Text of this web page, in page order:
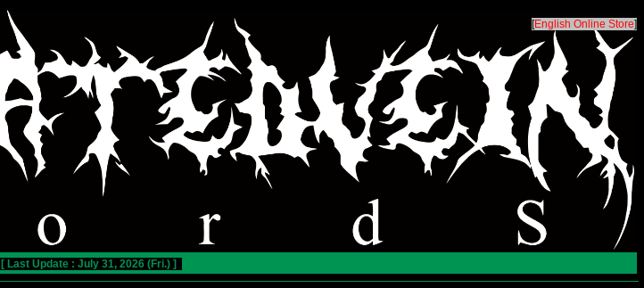
[English Online Store]
[ Last Update : July 31, 2026 (Fri.) ]